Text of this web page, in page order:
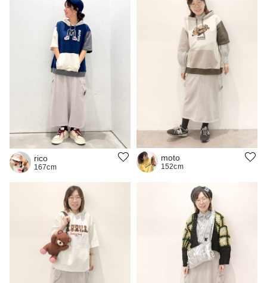
rico
167cm
moto
152cm